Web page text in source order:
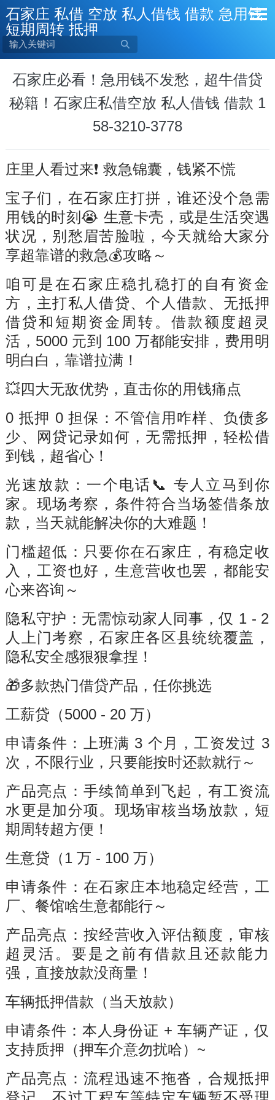
石家庄 私借 空放 私人借钱 借款 急用钱
短期周转 抵押

石家庄必看！急用钱不发愁，超牛借贷
秘籍！石家庄私借空放 私人借钱 借款 1
58-3210-3778
庄里人看过来❗ 救急锦囊，钱紧不慌
宝子们，在石家庄打拼，谁还没个急需
用钱的时刻😭 生意卡壳，或是生活突遇
状况，别愁眉苦脸啦，今天就给大家分
享超靠谱的救急💰攻略～
咱可是在石家庄稳扎稳打的自有资金
方，主打私人借贷、个人借款、无抵押
借贷和短期资金周转。借款额度超灵
活，5000 元到 100 万都能安排，费用明
明白白，靠谱拉满！
💥四大无敌优势，直击你的用钱痛点
0 抵押 0 担保：不管信用咋样、负债多
少、网贷记录如何，无需抵押，轻松借
到钱，超省心！
光速放款：一个电话📞 专人立马到你
家。现场考察，条件符合当场签借条放
款，当天就能解决你的大难题！
门槛超低：只要你在石家庄，有稳定收
入，工资也好，生意营收也罢，都能安
心来咨询～
隐私守护：无需惊动家人同事，仅 1 - 2
人上门考察，石家庄各区县统统覆盖，
隐私安全感狠狠拿捏！
🎁多款热门借贷产品，任你挑选
工薪贷（5000 - 20 万）
申请条件：上班满 3 个月，工资发过 3
次，不限行业，只要能按时还款就行～
产品亮点：手续简单到飞起，有工资流
水更是加分项。现场审核当场放款，短
期周转超方便！
生意贷（1 万 - 100 万）
申请条件：在石家庄本地稳定经营，工
厂、餐馆啥生意都能行～
产品亮点：按经营收入评估额度，审核
超灵活。要是之前有借款且还款能力
强，直接放款没商量！
车辆抵押借款（当天放款）
申请条件：本人身份证 + 车辆产证，仅
支持质押（押车介意勿扰哈）~
产品亮点：流程迅速不拖沓，合规抵押